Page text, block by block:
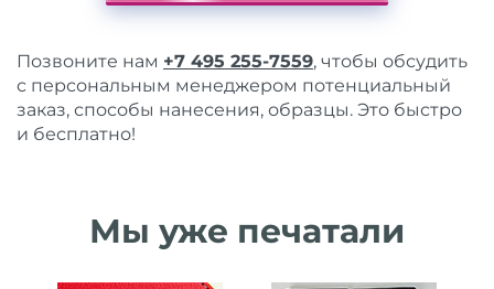
Позвоните нам +7 495 255-7559, чтобы обсудить
с персональным менеджером потенциальный
заказ, способы нанесения, образцы. Это быстро
и бесплатно!
Мы уже печатали